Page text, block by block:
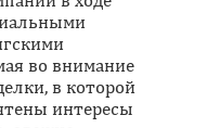
во внимание
в которой
интересы